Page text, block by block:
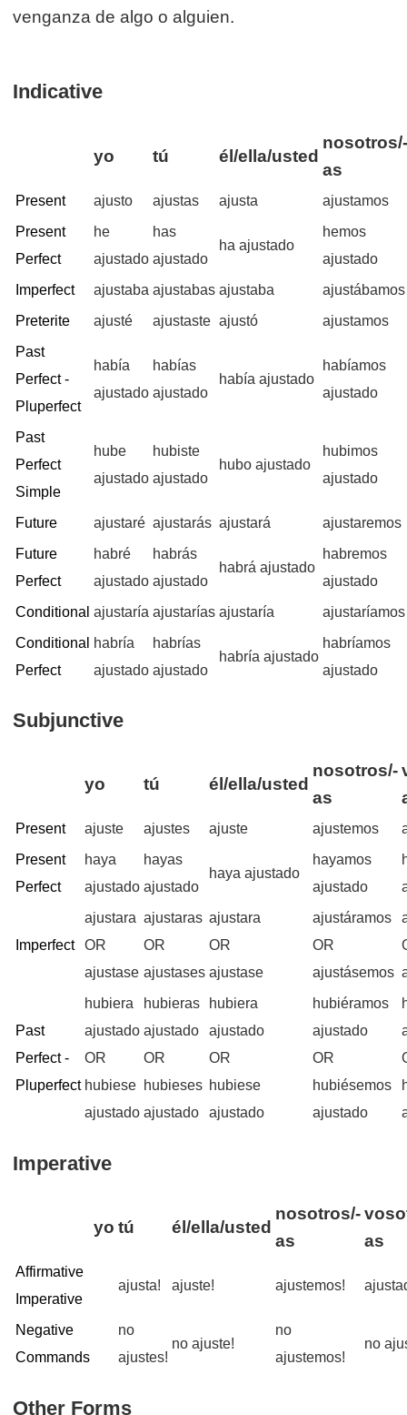
venganza de algo o alguien.
Indicative
yo tú él/ella/usted
as
Present ajusto ajustas ajusta
ajustamos
Present
Perfect
he
ajustado
has
ajustado
ha ajustado
hemos
ajustado
Imperfect
ajustaba ajustabas ajustaba
ajustábamos
Preterite
ajusté ajustaste ajustó
ajustamos
Past
Perfect -
Pluperfect
había
ajustado
habías
ajustado
había ajustado
habíamos
ajustado
Past
Perfect
Simple
hube
ajustado
hubiste
ajustado
hubo ajustado
hubimos
ajustado
Future ajustaré ajustarás ajustará
ajustaremos
Future
Perfect
habré
ajustado
habrás
ajustado
habrá ajustado
habremos
ajustado
Conditional ajustaría ajustarías ajustaría
ajustaríamos
Conditional
Perfect
habría
ajustado
habrías
ajustado
habría ajustado
habríamos
ajustado
Subjunctive
yo tú él/ella/usted
nosotros/-
as
Present ajuste ajustes ajuste ajustemos
Present
Perfect
haya
ajustado
hayas
ajustado
haya ajustado
hayamos
ajustado
Imperfect
ajustara
OR
ajustase
ajustaras
OR
ajustases
ajustara
OR
ajustase
ajustáramos
OR
ajustásemos
Past
Perfect -
Pluperfect
hubiera
ajustado
OR
hubiese
ajustado
hubieras
ajustado
OR
hubieses
ajustado
hubiera
ajustado
OR
hubiese
ajustado
hubiéramos
ajustado
OR
hubiésemos
ajustado
Imperative
yo tú él/ella/usted
nosotros/-
as
as
Affirmative
Imperative
ajusta! ajuste! ajustemos!
Negative
Commands
no
ajustes!
no ajuste!
no
ajustemos!
no
Other Forms